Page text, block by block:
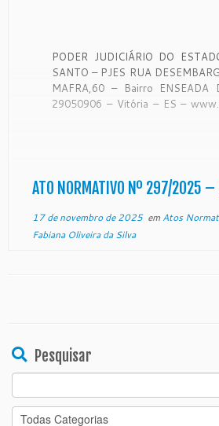
PODER JUDICIÁRIO DO
SANTO – PJES RUA
MAFRA,60 – Bairro ENSEADA
29050906 – Vitória – ES –
ATO NORMATIVO Nº 297/2025
17 de novembro de 2025em Atos
Fabiana Oliveira da Silva
Pesquisar
for: